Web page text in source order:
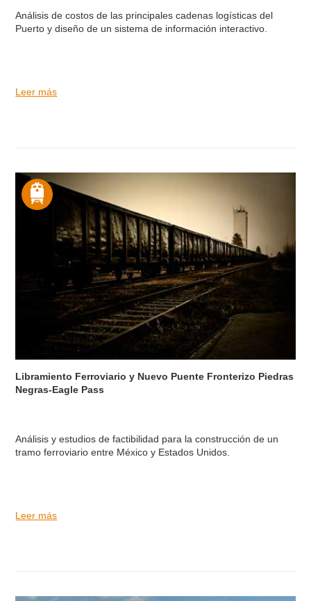
Análisis de costos de las principales cadenas logísticas del
Puerto y diseño de un sistema de información interactivo.
Leer más
Libramiento Ferroviario y Nuevo Puente Fronterizo Piedras
Negras-Eagle Pass
Análisis y estudios de factibilidad para la construcción de un
tramo ferroviario entre México y Estados Unidos.
Leer más